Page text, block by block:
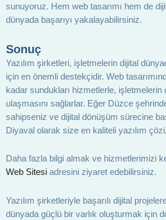
sunuyoruz. Hem web tasarımı hem de
dünyada başarıyı yakalayabilirsiniz.
Sonuç
Yazılım şirketleri, işletmelerin dijital
için en önemli destekçidir. Web
kadar sundukları hizmetlerle, işletmelerin
ulaşmasını sağlarlar. Eğer Düzce
sahipseniz ve dijital dönüşüm sürecine
Diyaval olarak size en kaliteli yazılım
Daha fazla bilgi almak ve hizmetlerimizi
Web Sitesi adresini ziyaret edebilirsiniz.
Yazılım şirketleriyle başarılı dijital
dünyada güçlü bir varlık oluşturmak için